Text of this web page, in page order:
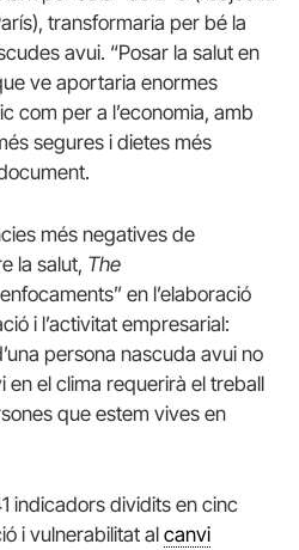
transformaria per bé la
avui. “Posar la salut en
ve aportaria enormes
com per a l’economia, amb
segures i dietes més
més negatives de
la salut, The
en l’elaboració
i l’activitat empresarial:
persona nascuda avui no
en el clima requerirà el treball
que estem vives en
indicadors dividits en cinc
i vulnerabilitat al canvi